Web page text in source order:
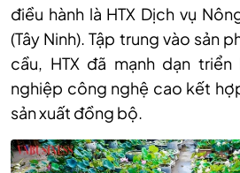
điều hành là HTX Dịch vụ
(Tây Ninh). Tập trung vào sản
cầu, HTX đã mạnh dạn
nghiệp công nghệ cao kết
sản xuất đồng bộ.